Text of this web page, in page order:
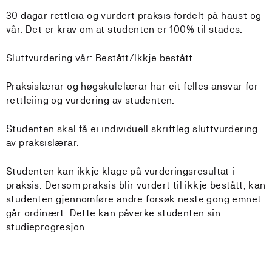
30 dagar rettleia og vurdert praksis fordelt på haust og
vår. Det er krav om at studenten er 100% til stades.
Sluttvurdering vår: Bestått/Ikkje bestått.
Praksislærar og høgskulelærar har eit felles ansvar for
rettleiing og vurdering av studenten.
Studenten skal få ei individuell skriftleg sluttvurdering
av praksislærar.
Studenten kan ikkje klage på vurderingsresultat i
praksis. Dersom praksis blir vurdert til ikkje bestått, kan
studenten gjennomføre andre forsøk neste gong emnet
går ordinært. Dette kan påverke studenten sin
studieprogresjon.